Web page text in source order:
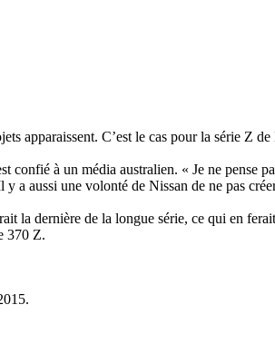
apparaissent. C’est le cas pour la série Z
à un média australien. « Je ne pense
a aussi une volonté de Nissan de ne pas
la dernière de la longue série, ce qui en
370 Z.